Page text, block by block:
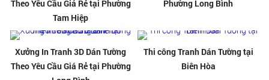
Theo Yêu Cầu Giá Rẻ tại Phường
Tam Hiệp
Phường Long Bình
Xưởng In Tranh 3D Dán Tường
Theo Yêu Cầu Giá Rẻ tại Phường
Thi công Tranh Dán Tường tại
Biên Hòa